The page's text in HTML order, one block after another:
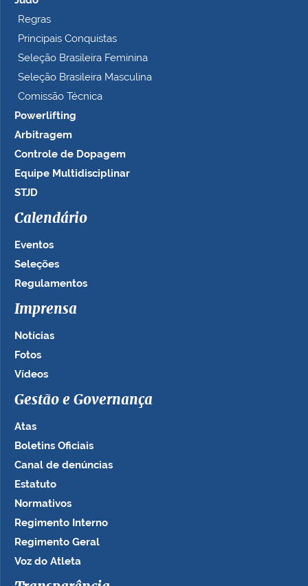
Regras
Principais Conquistas
Seleção Brasileira Feminina
Seleção Brasileira Masculina
Comissão Técnica
Powerlifting
Arbitragem
Controle de Dopagem
Equipe Multidisciplinar
STJD
Calendário
Eventos
Seleções
Regulamentos
Imprensa
Notícias
Fotos
Vídeos
Gestão e Governança
Atas
Boletins Oficiais
Canal de denúncias
Estatuto
Normativos
Regimento Interno
Regimento Geral
Voz do Atleta